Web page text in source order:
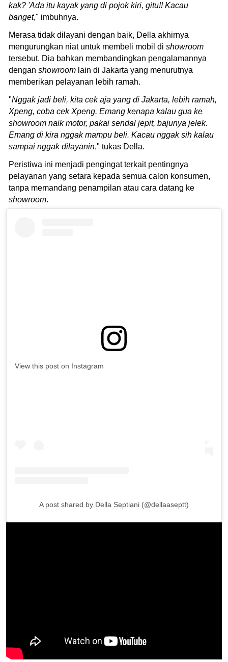
kak? 'Ada itu kayak yang di pojok kiri, gitu!! Kacau
banget," imbuhnya.
Merasa tidak dilayani dengan baik, Della akhirnya
mengurungkan niat untuk membeli mobil di showroom
tersebut. Dia bahkan membandingkan pengalamannya
dengan showroom lain di Jakarta yang menurutnya
memberikan pelayanan lebih ramah.
"Nggak jadi beli, kita cek aja yang di Jakarta, lebih ramah,
Xpeng, coba cek Xpeng. Emang kenapa kalau gua ke
showroom naik motor, pakai sendal jepit, bajunya jelek.
Emang di kira nggak mampu beli. Kacau nggak sih kalau
sampai nggak dilayanin," tukas Della.
Peristiwa ini menjadi pengingat terkait pentingnya
pelayanan yang setara kepada semua calon konsumen,
tanpa memandang penampilan atau cara datang ke
showroom.
View this post on Instagram
A post shared by Della Septiani (@dellaaseptt)